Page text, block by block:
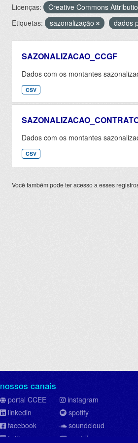
Licenças:
Creative Commons
Etiquetas:
sazonalização dados
SAZONALIZACAO_CCGF
Dados com os montantes
CSV
Dados com os montantes
CSV
Você também pode ter acesso a esses
nossos canais
portal CCEE
linkedin
facebook
twitter
instagram
spotify
soundcloud
youtube